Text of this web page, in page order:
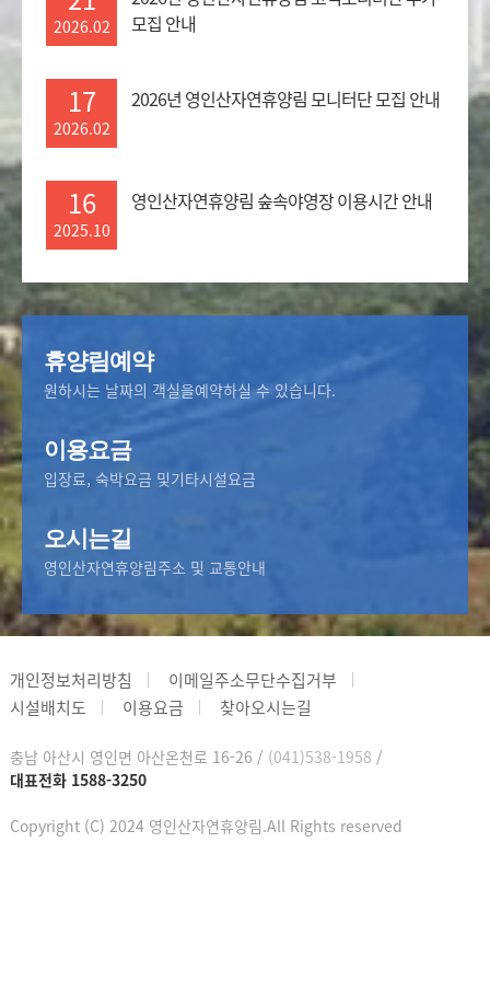
2026.02
모집 안내
17
2026.02
2026년 영인산자연휴양림 모니터단 모집 안내
16
2025.10
영인산자연휴양림 숲속야영장 이용시간 안내
휴양림예약
원하시는 날짜의 객실을예약하실 수 있습니다.
이용요금
입장료, 숙박요금 및기타시설요금
오시는길
영인산자연휴양림주소 및 교통안내
개인정보처리방침
이메일주소무단수집거부
시설배치도
이용요금 찾아오시는길
충남 아산시 영인면 아산온천로 16-26 / (041)538-1958 /
대표전화 1588-3250
Copyright (C) 2024 영인산자연휴양림.All Rights reserved